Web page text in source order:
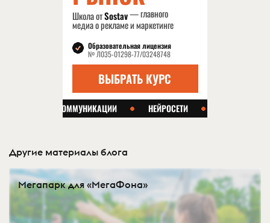
Другие материалы блога
Мегапарк для «МегаФона»